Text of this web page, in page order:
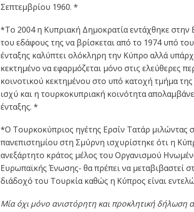
Σεπτεμβρίου 1960. *
*Το 2004 η Κυπριακή Δημοκρατία εντάχθηκε
του εδάφους της να βρίσκεται από το 1974 υπό
ένταξης καλύπτει ολόκληρη την Κύπρο αλλά
κεκτημένο να εφαρμόζεται μόνο στις ελεύθερες
κοινοτικού κεκτημένου στο υπό κατοχή τμήμα
ισχύ και η τουρκοκυπριακή κοινότητα
ένταξης. *
*Ο Τουρκοκύπριος ηγέτης Ερσίν Τατάρ μιλώντας
πανεπιστημίου στη Σμύρνη ισχυρίστηκε ότι η
ανεξάρτητο κράτος μέλος του Οργανισμού
Ευρωπαϊκής Ένωσης- θα πρέπει να μεταβιβαστεί
διάδοχό του Τουρκία καθώς η Κύπρος είναι
Μία όχι μόνο ανιστόρητη και προκλητική δήλωση